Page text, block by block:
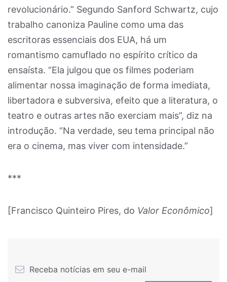
revolucionário.” Segundo Sanford Schwartz, cujo
trabalho canoniza Pauline como uma das
escritoras essenciais dos EUA, há um
romantismo camuflado no espírito crítico da
ensaísta. “Ela julgou que os filmes poderiam
alimentar nossa imaginação de forma imediata,
libertadora e subversiva, efeito que a literatura, o
teatro e outras artes não exerciam mais”, diz na
introdução. “Na verdade, seu tema principal não
era o cinema, mas viver com intensidade.”
***
[Francisco Quinteiro Pires, do Valor Econômico]
Receba notícias em seu e-mail